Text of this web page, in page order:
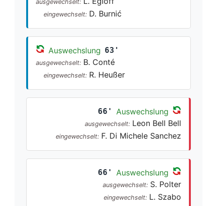
ausgewechselt:
eingewechselt: D. Burnić
Auswechslung 63'
ausgewechselt: B. Conté
eingewechselt: R. Heußer
66' Auswechslung
ausgewechselt: Leon Bell Bell
eingewechselt: F. Di Michele Sanchez
66' Auswechslung
ausgewechselt: S. Polter
eingewechselt: L. Szabo